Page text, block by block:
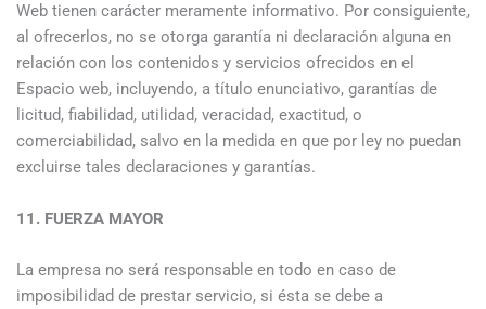
Web tienen carácter meramente informativo. Por consiguiente,
al ofrecerlos, no se otorga garantía ni declaración alguna en
relación con los contenidos y servicios ofrecidos en el
Espacio web, incluyendo, a título enunciativo, garantías de
licitud, fiabilidad, utilidad, veracidad, exactitud, o
comerciabilidad, salvo en la medida en que por ley no puedan
excluirse tales declaraciones y garantías.
11. FUERZA MAYOR
La empresa no será responsable en todo en caso de
imposibilidad de prestar servicio, si ésta se debe a